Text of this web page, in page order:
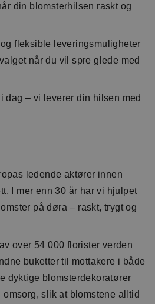
din blomsterhilsen raskt og
fleksible leveringsmuligheter
når du vil spre glede med
dag – vi leverer din hilsen med
ledende aktører innen
I mer enn 30 år har vi hjulpet
på døra – raskt, trygt og
over 54 000 florister verden
buketter til mottakere i både
dyktige blomsterdekoratører
omsorg, slik at blomstene alltid